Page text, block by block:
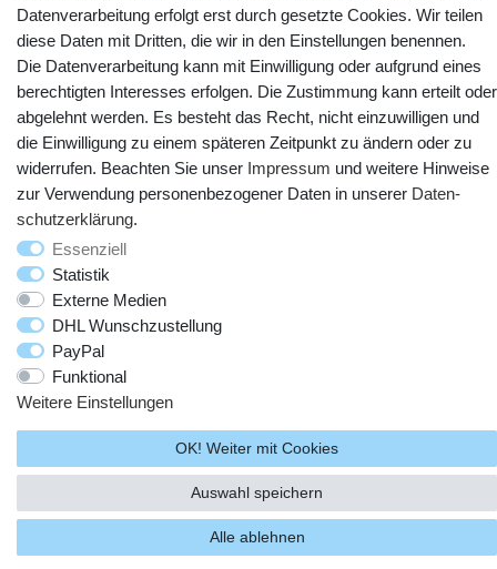
© Copyright 2025 webtotrade GmbH. Alle Rechte vorbehalten.
Datenverarbeitung erfolgt erst durch gesetzte Cookies. Wir teilen
diese Daten mit Dritten, die wir in den Einstellungen benennen.
Die Datenverarbeitung kann mit Einwilligung oder aufgrund eines
berechtigten Interesses erfolgen. Die Zustimmung kann erteilt oder
abgelehnt werden. Es besteht das Recht, nicht einzuwilligen und
die Einwilligung zu einem späteren Zeitpunkt zu ändern oder zu
widerrufen. Beachten Sie unser Impressum und weitere Hinweise
zur Verwendung personenbezogener Daten in unserer Daten­
schutz­erklärung.
Essenziell
Statistik
Externe Medien
DHL Wunschzustellung
PayPal
Funktional
Weitere Einstellungen
OK! Weiter mit Cookies
Alle ablehnen
Auswahl speichern